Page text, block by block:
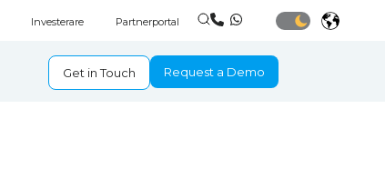
Investerare Partnerportal
Get in Touch Request a Demo